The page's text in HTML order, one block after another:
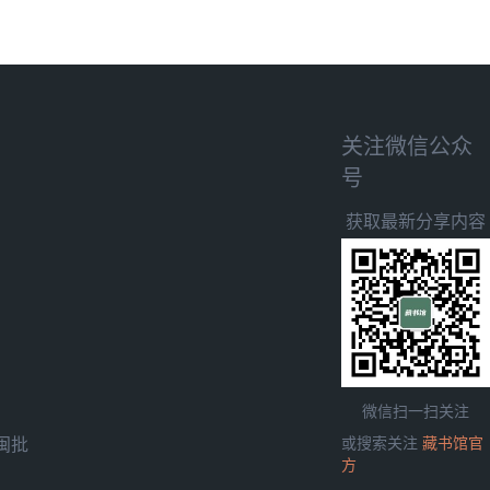
批
关注微信公众
号
获取最新分享内容
微信扫一扫关注
或搜索关注 藏书馆官
方